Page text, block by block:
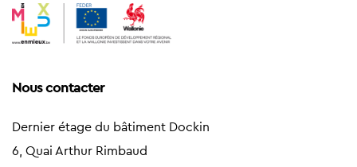
Nous contacter
Dernier étage du bâtiment Dockin
6, Quai Arthur Rimbaud